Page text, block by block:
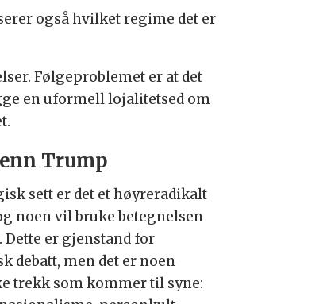
også hvilket regime det er
Følgeproblemet er at det
en uformell lojalitetsed om
Trump
sett er det et høyreradikalt
noen vil bruke betegnelsen
Dette er gjenstand for
debatt, men det er noen
trekk som kommer til syne: